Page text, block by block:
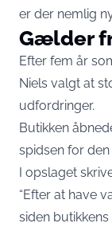
er der nemlig
Gælder
Efter fem år
Niels valgt at
udfordringer.
Butikken
spidsen for
I opslaget
“Efter at have
siden